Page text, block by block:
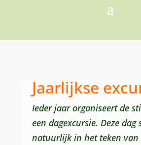
Jaarlijkse
Ieder jaar organiseert de
een dagexcursie. Deze dag
natuurlijk in het teken van